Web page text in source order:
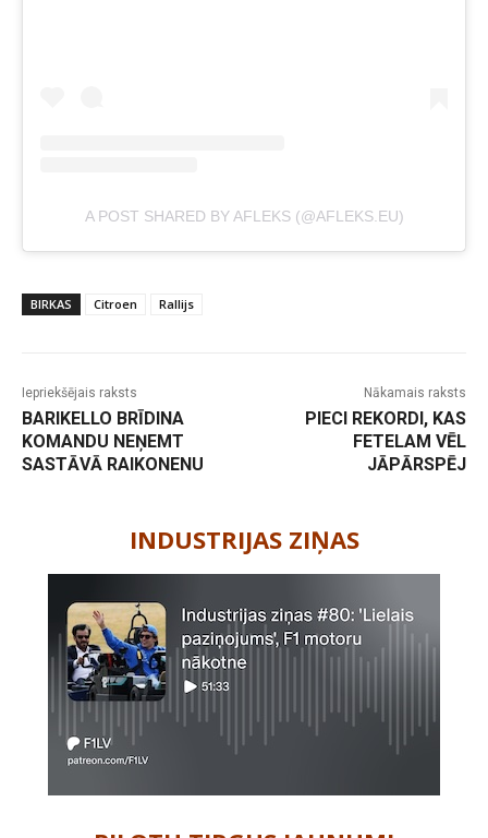
A POST SHARED BY AFLEKS (@AFLEKS.EU)
BIRKAS Citroen Rallijs
Iepriekšējais raksts
BARIKELLO BRĪDINA
KOMANDU NEŅEMT
SASTĀVĀ RAIKONENU
Nākamais raksts
PIECI REKORDI, KAS
FETELAM VĒL
JĀPĀRSPĒJ
INDUSTRIJAS ZIŅAS